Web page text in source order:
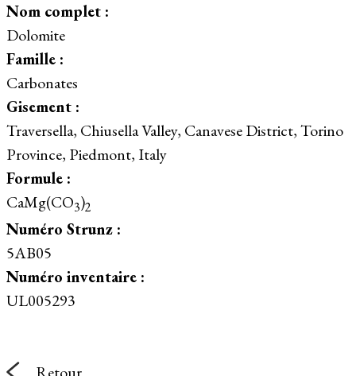
Nom complet :
Dolomite
Famille :
Carbonates
Gisement :
Traversella, Chiusella Valley, Canavese District, Torino
Province, Piedmont, Italy
Formule :
CaMg(CO3)2
Numéro Strunz :
5AB05
Numéro inventaire :
UL005293